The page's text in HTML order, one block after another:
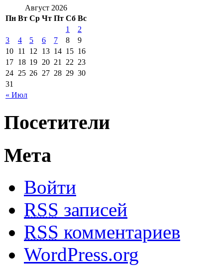
Август 2026
Пн Вт Ср Чт Пт Сб Вс
« Июл
1
2
3
4 5 6 7 8
9
10 11 12 13 14 15 16
17 18 19 20 21 22 23
24 25 26 27 28 29 30
31
Посетители
Мета
Войти
RSS записей
RSS комментариев
WordPress.org